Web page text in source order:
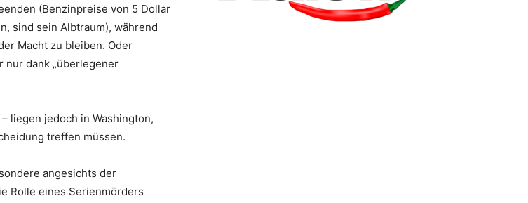
(Benzinpreise von 5 Dollar
sind sein Albtraum), während
Macht zu bleiben. Oder
nur dank „überlegener
liegen jedoch in Washington,
treffen müssen.
angesichts der
Rolle eines Serienmörders